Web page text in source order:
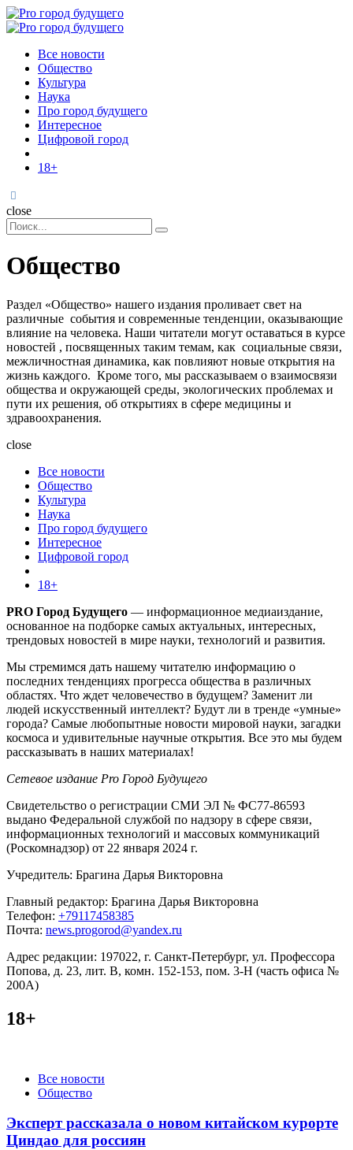
Menu
Поиск
Menu
Pro
Все новости
Общество
Культура
Наука
Про город будущего
Интересное
Цифровой город
18+
Поиск
close
Search
for:
Поиск
Общество
Раздел «Общество» нашего издания проливает свет на
различные события и современные тенденции, оказывающие
влияние на человека. Наши читатели могут оставаться в курсе
новостей , посвященных таким темам, как социальные связи,
межличностная динамика, как повлияют новые открытия на
жизнь каждого. Кроме того, мы рассказываем о взаимосвязи
общества и окружающей среды, экологических проблемах и
пути их решения, об открытиях в сфере медицины и
здравоохранения.
close
Все новости
Общество
Культура
Наука
Про город будущего
Интересное
Цифровой город
18+
PRO Город Будущего — информационное медиаиздание,
основанное на подборке самых актуальных, интересных,
трендовых новостей в мире науки, технологий и развития.
Мы стремимся дать нашему читателю информацию о
последних тенденциях прогресса общества в различных
областях. Что ждет человечество в будущем? Заменит ли
людей искусственный интеллект? Будут ли в тренде «умные»
города? Самые любопытные новости мировой науки, загадки
космоса и удивительные научные открытия. Все это мы будем
рассказывать в наших материалах!
Сетевое издание Pro Город Будущего
Свидетельство о регистрации СМИ ЭЛ № ФС77-86593
выдано Федеральной службой по надзору в сфере связи,
информационных технологий и массовых коммуникаций
(Роскомнадзор) от 22 января 2024 г.
Учредитель: Брагина Дарья Викторовна
Главный редактор: Брагина Дарья Викторовна
Телефон: +79117458385
Почта: news.progorod@yandex.ru
Адрес редакции: 197022, г. Санкт-Петербург, ул. Профессора
Попова, д. 23, лит. В, комн. 152-153, пом. 3-Н (часть офиса №
200А)
18+
КатегорииВсе новости
Общество
Эксперт рассказала о новом китайском курорте
Циндао для россиян